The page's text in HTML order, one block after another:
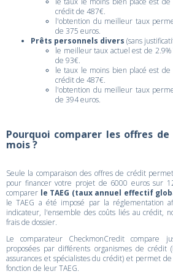
crédit de 487€.
l'obtention du meilleur taux
de 375 euros.
Prêts personnels divers (sans
le meilleur taux actuel est de
de 93€.
le taux le moins bien placé est de
crédit de 487€.
l'obtention du meilleur taux
de 394 euros.
Pourquoi comparer les offres de
mois ?
Seule la comparaison des offres de crédit
pour financer votre projet de 6000 euros sur
comparer le TAEG (taux annuel effectif
le TAEG a été imposé par la réglementation
indicateur, l'ensemble des coûts liés au crédit,
frais de dossier.
Le comparateur CheckmonCredit compare
proposées par différents organismes de crédit
assurances et spécialistes du crédit) et permet
fonction de leur TAEG.